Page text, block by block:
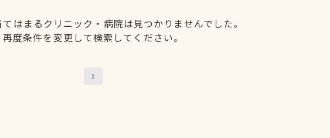
はまるクリニック・病院は見つかりませんでした。
再度条件を変更して検索してください。
1